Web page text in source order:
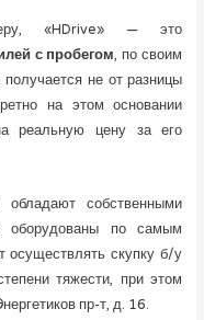
«HDrive» — это
с пробегом, по своим
не от разницы
на этом основании
реальную цену за его
собственными
оборудованы по самым
осуществлять скупку б/у
тяжести, при этом
пр-т, д. 16.